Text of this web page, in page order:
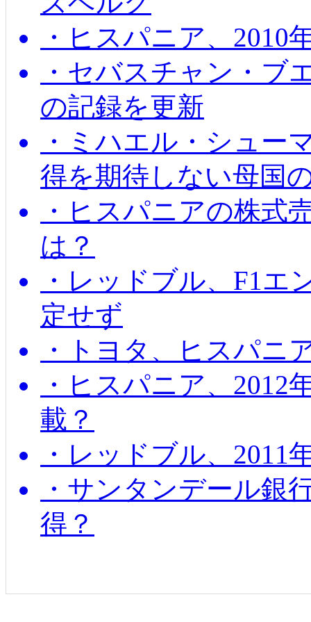
・ヒスパニア、2010
・セバスチャン・ブ
の記録を更新
・ミハエル・シュー
得を期待しない母国
・ヒスパニアの株式
は？
・レッドブル、F1エ
定せず
・トヨタ、ヒスパニ
・ヒスパニア、2012
載？
・レッドブル、2011
・サンタンデール銀
得？